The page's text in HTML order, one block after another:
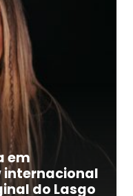
em
internacional
do Lasgo